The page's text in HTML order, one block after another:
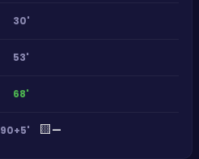
30'
53'
68'
90+5' 🟨—